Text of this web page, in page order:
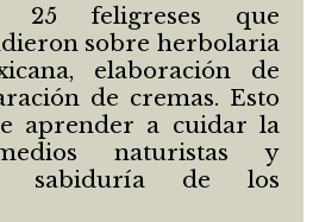
25 feligreses que
sobre herbolaria
elaboración de
de cremas. Esto
aprender a cuidar la
naturistas y
sabiduría de los